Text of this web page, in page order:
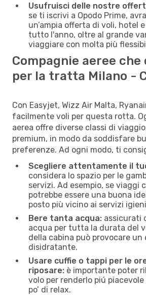
Usufruisci delle nostre
se ti iscrivi a Opodo Prime,
un’ampia offerta di voli, hotel
tutto l'anno, oltre al grande
viaggiare con molta più
Compagnie aeree
per la tratta Milano -
Con Easyjet, Wizz Air Malta,
facilmente voli per questa rotta.
aerea offre diverse classi di
premium, in modo da soddisfare
preferenze. Ad ogni modo, ti
Scegliere attentamente il
considera lo spazio per le
servizi. Ad esempio, se viaggi
potrebbe essere una buona
posto più vicino ai servizi
Bere tanta acqua: assicurati
acqua per tutta la durata del
della cabina può provocare
disidratante.
Usare cuffie o tappi per le
riposare: è importante poter
volo per renderlo piú
po’ di relax.